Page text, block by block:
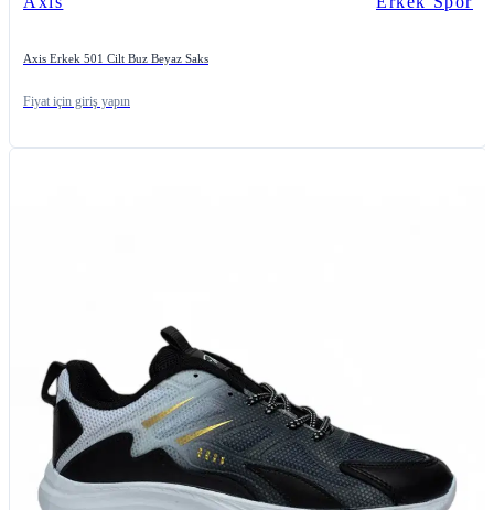
Axis Erkek 501 Cilt Buz Beyaz Saks
Fiyat için giriş yapın